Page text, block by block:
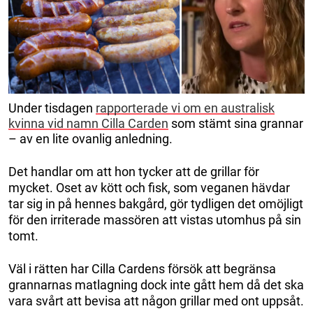
Under tisdagen rapporterade vi om en australisk
kvinna vid namn Cilla Carden som stämt sina grannar
– av en lite ovanlig anledning.
Det handlar om att hon tycker att de grillar för
mycket. Oset av kött och fisk, som veganen hävdar
tar sig in på hennes bakgård, gör tydligen det omöjligt
för den irriterade massören att vistas utomhus på sin
tomt.
Väl i rätten har Cilla Cardens försök att begränsa
grannarnas matlagning dock inte gått hem då det ska
vara svårt att bevisa att någon grillar med ont uppsåt.